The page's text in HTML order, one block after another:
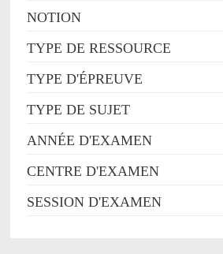
NOTION
TYPE DE RESSOURCE
TYPE D'ÉPREUVE
TYPE DE SUJET
ANNÉE D'EXAMEN
CENTRE D'EXAMEN
SESSION D'EXAMEN